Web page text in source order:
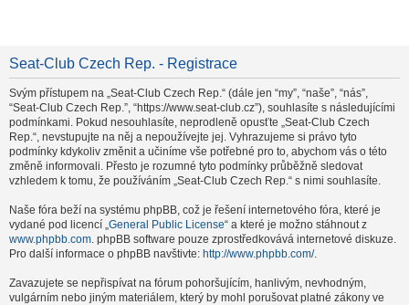
Seat-Club Czech Rep. - Registrace
Svým přístupem na „Seat-Club Czech Rep.“ (dále jen “my”, “naše”, “nás”,
“Seat-Club Czech Rep.”, “https://www.seat-club.cz”), souhlasíte s následujícími
podmínkami. Pokud nesouhlasíte, neprodleně opusťte „Seat-Club Czech
Rep.“, nevstupujte na něj a nepoužívejte jej. Vyhrazujeme si právo tyto
podmínky kdykoliv změnit a učiníme vše potřebné pro to, abychom vás o této
změně informovali. Přesto je rozumné tyto podmínky průběžně sledovat
vzhledem k tomu, že používáním „Seat-Club Czech Rep.“ s nimi souhlasíte.
Naše fóra beží na systému phpBB, což je řešení internetového fóra, které je
vydané pod licencí „General Public License“ a které je možno stáhnout z
www.phpbb.com. phpBB software pouze zprostředkovává internetové diskuze.
Pro další informace o phpBB navštivte: http://www.phpbb.com/.
Zavazujete se nepřispívat na fórum pohoršujícím, hanlivým, nevhodným,
vulgárním nebo jiným materiálem, který by mohl porušovat platné zákony ve